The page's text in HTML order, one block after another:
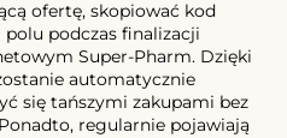
ofertę, skopiować kod
podczas finalizacji
Super-Pharm. Dzięki
automatycznie
się tańszymi zakupami bez
regularnie pojawiają